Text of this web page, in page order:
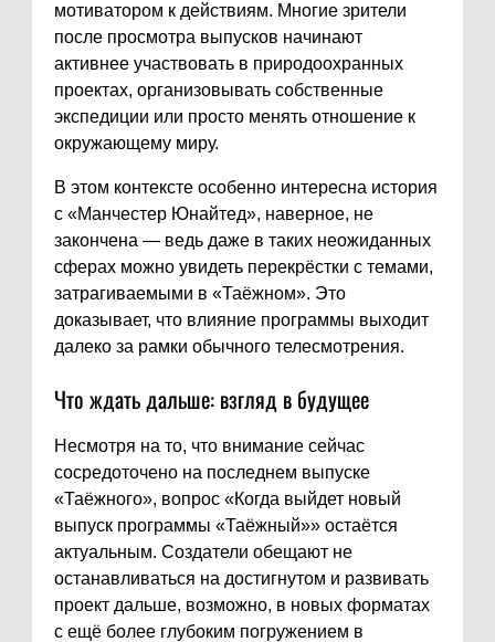
мотиватором к действиям. Многие зрители
после просмотра выпусков начинают
активнее участвовать в природоохранных
проектах, организовывать собственные
экспедиции или просто менять отношение к
окружающему миру.
В этом контексте особенно интересна история
с «Манчестер Юнайтед», наверное, не
закончена — ведь даже в таких неожиданных
сферах можно увидеть перекрёстки с темами,
затрагиваемыми в «Таёжном». Это
доказывает, что влияние программы выходит
далеко за рамки обычного телесмотрения.
Что ждать дальше: взгляд в будущее
Несмотря на то, что внимание сейчас
сосредоточено на последнем выпуске
«Таёжного», вопрос «Когда выйдет новый
выпуск программы «Таёжный»» остаётся
актуальным. Создатели обещают не
останавливаться на достигнутом и развивать
проект дальше, возможно, в новых форматах
с ещё более глубоким погружением в